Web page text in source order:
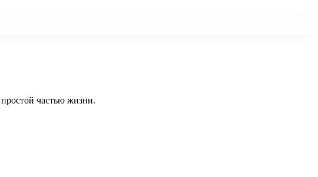
простой частью жизни.